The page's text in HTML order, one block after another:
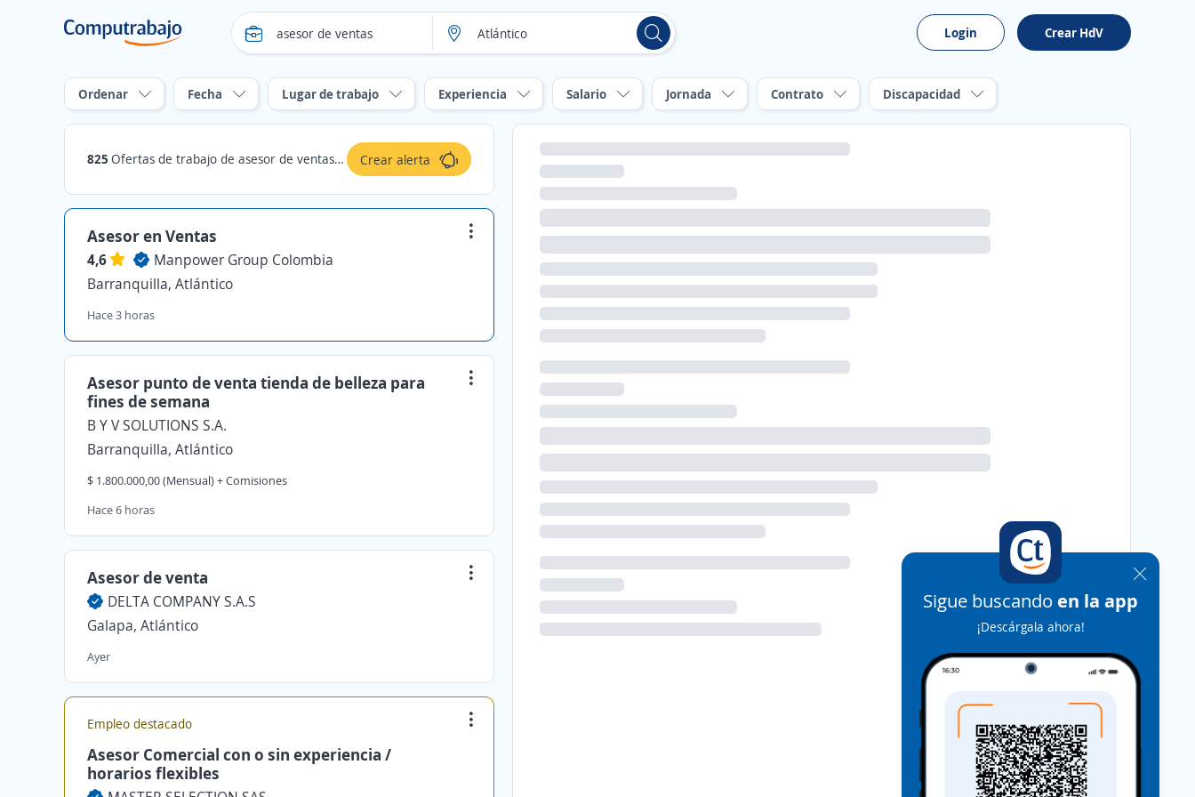
Login Crear HdV
Ordenar Fecha Lugar de trabajo Experiencia Salario Jornada Contrato Discapacidad
825 Ofertas de trabajo de asesor de ventas en Atlántico Crear alerta
Asesor en Ventas
4,6
Manpower Group Colombia
Barranquilla, Atlántico
Hace 3 horas
Asesor punto de venta tienda de belleza para
fines de semana
B Y V SOLUTIONS S.A.
Barranquilla, Atlántico
$ 1.800.000,00 (Mensual) + Comisiones
Hace 6 horas
Asesor de venta
DELTA COMPANY S.A.S
Galapa, Atlántico
Ayer
Empleo destacado
Asesor Comercial con o sin experiencia /
horarios flexibles
Sigue buscando en la app
¡Descárgala ahora!